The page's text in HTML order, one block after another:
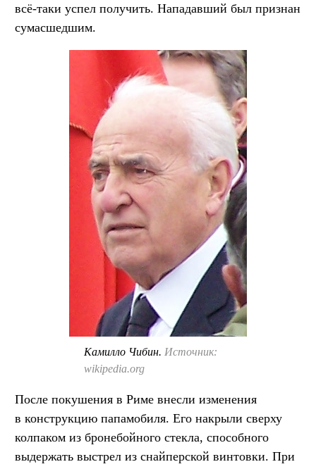
всё-таки успел получить. Нападавший был признан
сумасшедшим.
Камилло Чибин. Источник:
wikipedia.org
После покушения в Риме внесли изменения
в конструкцию папамобиля. Его накрыли сверху
колпаком из бронебойного стекла, способного
выдержать выстрел из снайперской винтовки. При